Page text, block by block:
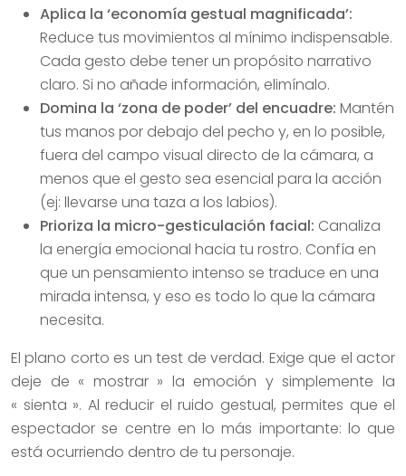
Aplica la ‘economía gestual magnificada’:
Reduce tus movimientos al mínimo indispensable.
Cada gesto debe tener un propósito narrativo
claro. Si no añade información, elimínalo.
Domina la ‘zona de poder’ del encuadre: Mantén
tus manos por debajo del pecho y, en lo posible,
fuera del campo visual directo de la cámara, a
menos que el gesto sea esencial para la acción
(ej: llevarse una taza a los labios).
Prioriza la micro-gesticulación facial: Canaliza
la energía emocional hacia tu rostro. Confía en
que un pensamiento intenso se traduce en una
mirada intensa, y eso es todo lo que la cámara
necesita.
El plano corto es un test de verdad. Exige que el actor
deje de « mostrar » la emoción y simplemente la
« sienta ». Al reducir el ruido gestual, permites que el
espectador se centre en lo más importante: lo que
está ocurriendo dentro de tu personaje.